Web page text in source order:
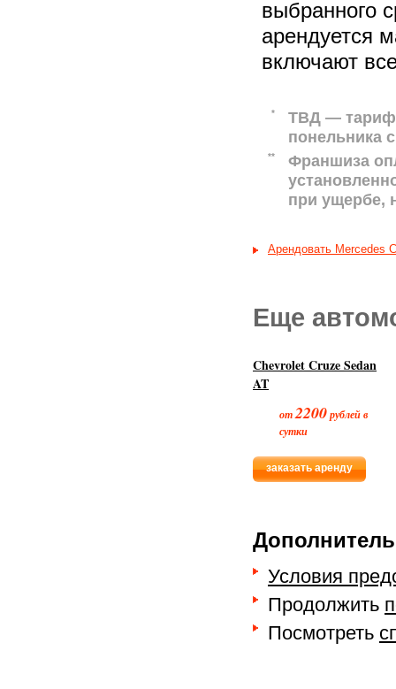
выбранного
арендуется
включают
*
ТВД — тариф
понельника
**
Франшиза
при ущербе,
Арендовать Mercedes
Еще
Chevrolet Cruze Sedan
AT
от2200рублей в
сутки
заказать аренду
Условия
Продолжить
Посмотреть